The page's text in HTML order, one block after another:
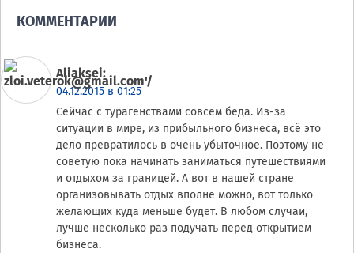
КОММЕНТАРИИ
Aliaksei:
04.12.2015 в 01:25
Сейчас с турагенствами совсем беда. Из-за
ситуации в мире, из прибыльного бизнеса, всё это
дело превратилось в очень убыточное. Поэтому не
советую пока начинать заниматься путешествиями
и отдыхом за границей. А вот в нашей стране
организовывать отдых вполне можно, вот только
желающих куда меньше будет. В любом случаи,
лучше несколько раз подучать перед открытием
бизнеса.